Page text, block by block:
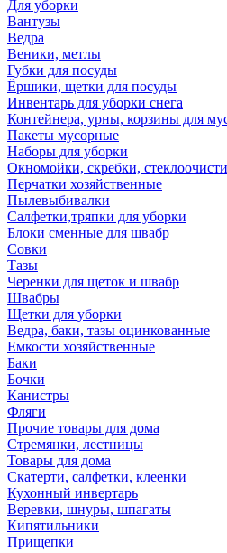
Для уборки
Вантузы
Ведра
Веники, метлы
Губки для посуды
Ёршики, щетки для посуды
Инвентарь для уборки снега
Контейнера, урны, корзины для
Пакеты мусорные
Наборы для уборки
Окномойки, скребки,
Перчатки хозяйственные
Пылевыбивалки
Салфетки,тряпки для уборки
Блоки сменные для швабр
Совки
Тазы
Черенки для щеток и швабр
Швабры
Щетки для уборки
Ведра, баки, тазы оцинкованные
Емкости хозяйственные
Баки
Бочки
Канистры
Фляги
Прочие товары для дома
Стремянки, лестницы
Товары для дома
Скатерти, салфетки, клеенки
Кухонный инвертарь
Веревки, шнуры, шпагаты
Кипятильники
Прищепки